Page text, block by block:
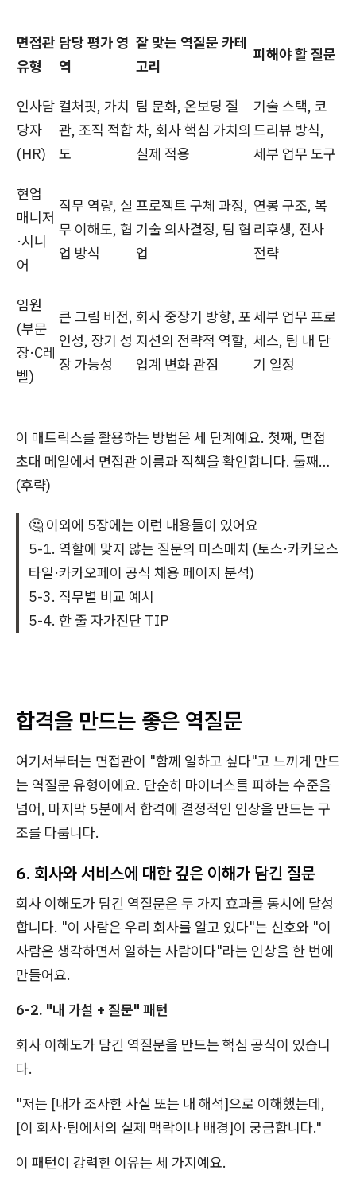
면접관
유형
담당 평가 영
역
잘 맞는 역질문 카테
고리
피해야 할 질문
인사담
당자
(HR)
컬처핏, 가치
관, 조직 적합
도
팀 문화, 온보딩 절
차, 회사 핵심 가치의
실제 적용
기술 스택, 코
드리뷰 방식,
세부 업무 도구
현업
매니저
·시니
어
직무 역량, 실
무 이해도, 협
업 방식
프로젝트 구체 과정,
기술 의사결정, 팀 협
업
연봉 구조, 복
리후생, 전사
전략
임원
(부문
장·C레
벨)
큰 그림 비전,
인성, 장기 성
장 가능성
회사 중장기 방향, 포
지션의 전략적 역할,
업계 변화 관점
세부 업무 프로
세스, 팀 내 단
기 일정
이 매트릭스를 활용하는 방법은 세 단계예요. 첫째, 면접
초대 메일에서 면접관 이름과 직책을 확인합니다. 둘째…
(후략)
🤔 이외에 5장에는 이런 내용들이 있어요
5-1. 역할에 맞지 않는 질문의 미스매치 (토스·카카오스
타일·카카오페이 공식 채용 페이지 분석)
5-3. 직무별 비교 예시
5-4. 한 줄 자가진단 TIP
합격을 만드는 좋은 역질문
여기서부터는 면접관이 "함께 일하고 싶다"고 느끼게 만드
는 역질문 유형이에요. 단순히 마이너스를 피하는 수준을
넘어, 마지막 5분에서 합격에 결정적인 인상을 만드는 구
조를 다룹니다.
6. 회사와 서비스에 대한 깊은 이해가 담긴 질문
회사 이해도가 담긴 역질문은 두 가지 효과를 동시에 달성
합니다. "이 사람은 우리 회사를 알고 있다"는 신호와 "이
사람은 생각하면서 일하는 사람이다"라는 인상을 한 번에
만들어요.
6-2. "내 가설 + 질문" 패턴
회사 이해도가 담긴 역질문을 만드는 핵심 공식이 있습니
다.
"저는 [내가 조사한 사실 또는 내 해석]으로 이해했는데,
[이 회사·팀에서의 실제 맥락이나 배경]이 궁금합니다."
이 패턴이 강력한 이유는 세 가지예요.